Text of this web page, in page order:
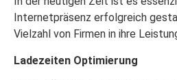
Internetpräsenz erfolgreich
Vielzahl von Firmen in ihre
Ladezeiten Optimierung